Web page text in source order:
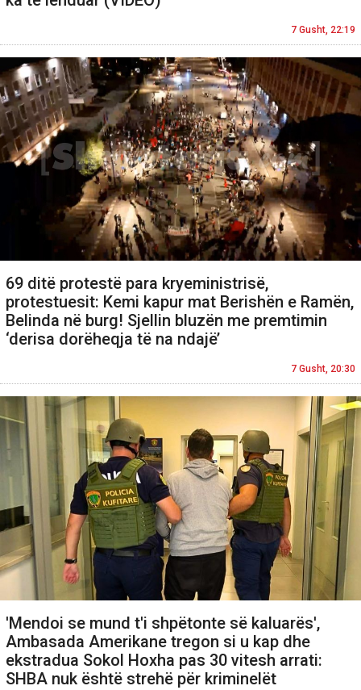
7 Gusht, 22:19
69 ditë protestë para kryeministrisë,
protestuesit: Kemi kapur mat Berishën e Ramën,
Belinda në burg! Sjellin bluzën me premtimin
‘derisa dorëheqja të na ndajë’
7 Gusht, 20:30
'Mendoi se mund t'i shpëtonte së kaluarës',
Ambasada Amerikane tregon si u kap dhe
ekstradua Sokol Hoxha pas 30 vitesh arrati:
SHBA nuk është strehë për kriminelët